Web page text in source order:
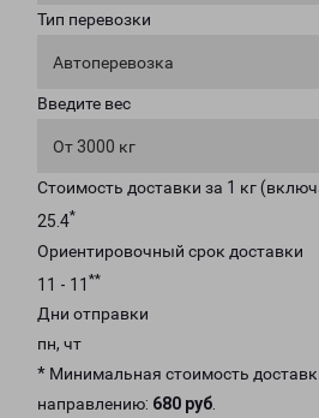
Тип перевозки
Автоперевозка
Введите вес
От 3000 кг
Стоимость доставки за 1 кг
25.4*
Ориентировочный срок доставки
11 - 11 **
Дни отправки
пн, чт
* Минимальная стоимость
направлению: 680 руб.